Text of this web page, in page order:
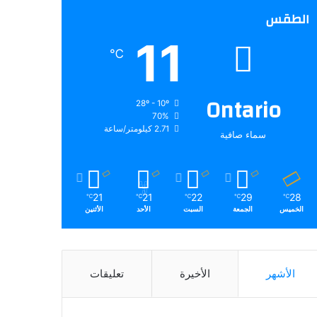
الطقس
Ontario
سماء صافية
11
℃
28º - 10º
70%
2.71 كيلومتر/ساعة
28
℃
الخميس
29
℃
الجمعة
22
℃
السبت
21
℃
الأحد
21
℃
الأثنين
الأشهر الأخيرة تعليقات